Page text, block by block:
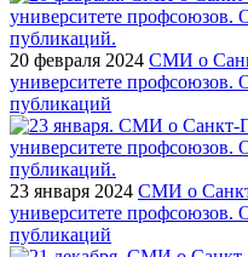
20 февраля 2024 СМИ о
университете профсоюзов.
публикаций
23 января 2024 СМИ о
университете профсоюзов.
публикаций